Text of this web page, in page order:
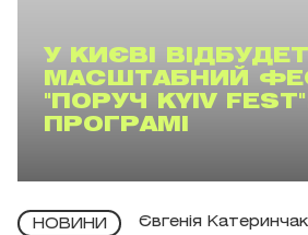
У КИЄВІ
МАСШТАБНИЙ
"ПОРУЧ KYIV
ПРОГРАМІ
НОВИНИ Євгенія Катеринчак